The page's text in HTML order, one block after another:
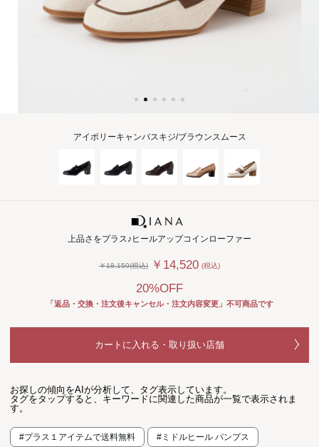
アイボリーキャンバスキジ/ブラウンスムース
上品さをプラス♪ヒールアップコインローファー
￥18,150(税込) ￥14,520 (税込)
20%OFF
「返品・交換・注文後キャンセル・注文内容変更」不可商品です
カートに入れる・取り扱い店舗
お探しの傾向をAIが分析して、タグ表示しています。
タグをタップすると、キーワードに関連した商品が一覧で表示されま
す。
#プラス１アイテムで送料無料 #ミドルヒール パンプス